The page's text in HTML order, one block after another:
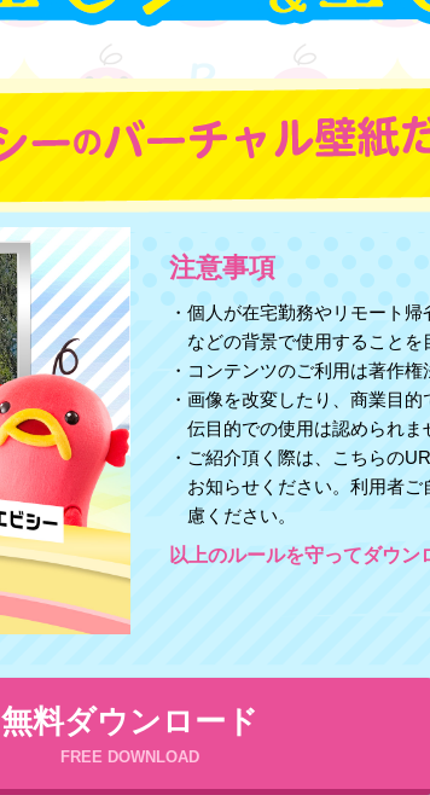
注意事項
・個人が在宅勤務やリモート
などの背景で使用することを
・コンテンツのご利用は著作
・画像を改変したり、商業目
伝目的での使用は認められま
・ご紹介頂く際は、こちらの
お知らせください。利用者
慮ください。
以上のルールを守ってダウン
無料ダウンロード
FREE DOWNLOAD